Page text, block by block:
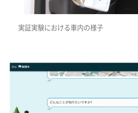
実証実験における車内の様子